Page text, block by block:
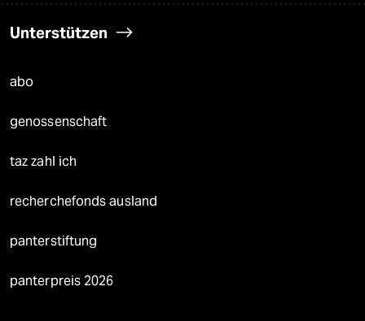
Unterstützen
abo
genossenschaft
taz zahl ich
recherchefonds ausland
panterstiftung
panterpreis 2026